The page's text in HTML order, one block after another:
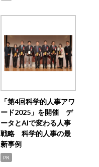
「第4回科学的人事アワ
ード2025」を開催 デ
ータとAIで変わる人事
戦略 科学的人事の最
新事例
PR